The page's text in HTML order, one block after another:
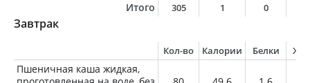
Итого
305 1 0
Завтрак
Кол-во Калории Белки
Пшеничная каша жидкая,